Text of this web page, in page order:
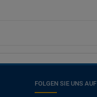
FOLGEN SIE UNS AUF